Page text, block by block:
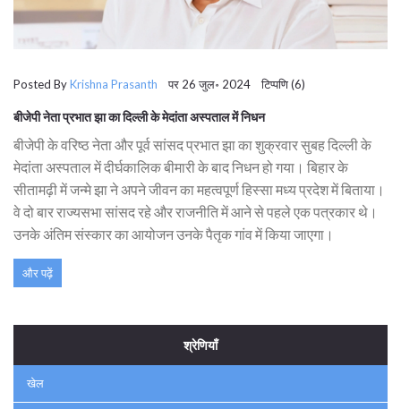
Posted ByKrishna Prasanth पर 26 जुल॰ 2024 टिप्पणि (6)
बीजेपी नेता प्रभात झा का दिल्ली के मेदांता अस्पताल में निधन
बीजेपी के वरिष्ठ नेता और पूर्व सांसद प्रभात झा का शुक्रवार सुबह दिल्ली के
मेदांता अस्पताल में दीर्घकालिक बीमारी के बाद निधन हो गया। बिहार के
सीतामढ़ी में जन्मे झा ने अपने जीवन का महत्वपूर्ण हिस्सा मध्य प्रदेश में बिताया।
वे दो बार राज्यसभा सांसद रहे और राजनीति में आने से पहले एक पत्रकार थे।
उनके अंतिम संस्कार का आयोजन उनके पैतृक गांव में किया जाएगा।
और पढ़ें
श्रेणियाँ
खेल